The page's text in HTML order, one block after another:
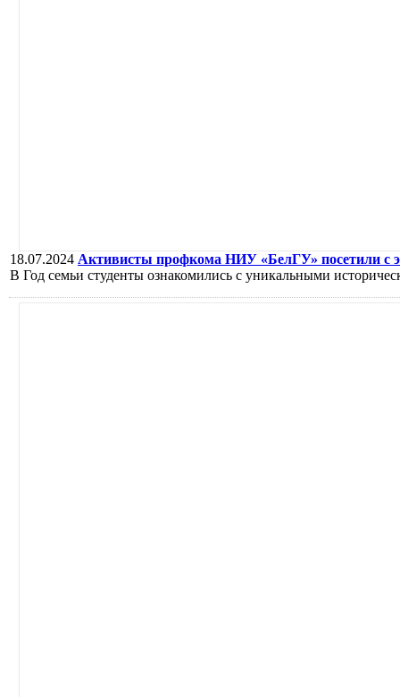
18.07.2024 Активисты профкома НИУ «БелГУ» посетили с
В Год семьи студенты ознакомились с уникальными